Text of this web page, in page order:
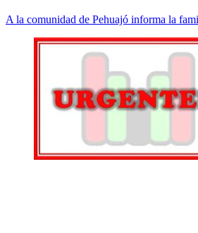
A la comunidad de Pehuajó informa la